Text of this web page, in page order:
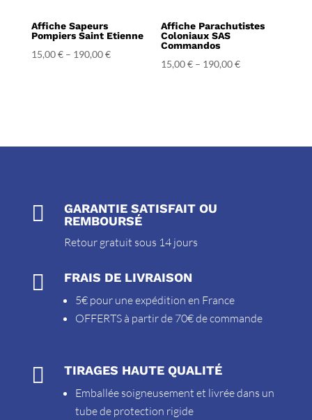
Affiche Sapeurs
Pompiers Saint Etienne
15,00€– 190,00€
Affiche Parachutistes
Coloniaux SAS
Commandos
15,00€ – 190,00€

GARANTIE SATISFAIT OU
REMBOURSÉ
Retour gratuit sous 14 jours
 FRAIS DE LIVRAISON
5€ pour une expédition en France
OFFERTS à partir de 70€ de commande
 TIRAGES HAUTE QUALITÉ
Emballée soigneusement et livrée dans un
tube de protection rigide